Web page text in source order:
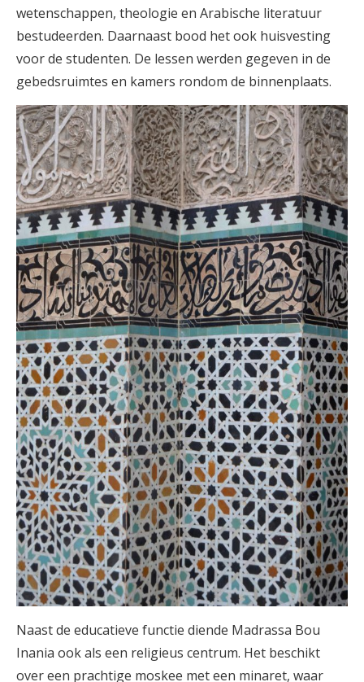
wetenschappen, theologie en Arabische literatuur
bestudeerden. Daarnaast bood het ook huisvesting
voor de studenten. De lessen werden gegeven in de
gebedsruimtes en kamers rondom de binnenplaats.
Naast de educatieve functie diende Madrassa Bou
Inania ook als een religieus centrum. Het beschikt
over een prachtige moskee met een minaret, waar